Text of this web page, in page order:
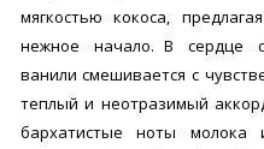
мягкостью кокоса,
нежное начало. В сердце
ванили смешивается с
теплый и неотразимый
бархатистые ноты молока